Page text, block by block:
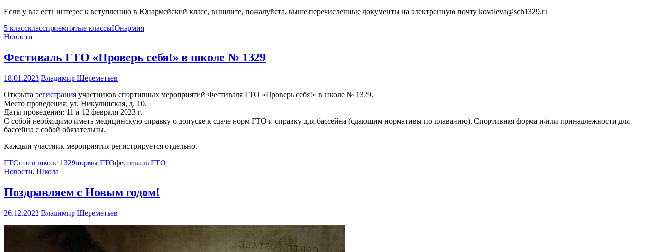
Если у вас есть интерес к вступлению в Юнармейский класс, вышлите, пожалуйста, выше перечисленные документы на электронную почту kovaleva@sch1329.ru
5 классклассприемпятые классыЮнармия
Новости
Фестиваль ГТО «Проверь себя!» в школе № 1329
18.01.2023 Владимир Шереметьев
Открыта регистрация участников спортивных мероприятий Фестиваля ГТО «Проверь себя!» в школе № 1329.
Место проведения: ул. Никулинская, д. 10.
Даты проведения: 11 и 12 февраля 2023 г.
С собой необходимо иметь медицинскую справку о допуске к сдаче норм ГТО и справку для бассейна (сдающим нормативы по плаванию). Спортивная форма и/или принадлежности для
бассейна с собой обязательны.
Каждый участник мероприятия регистрируется отдельно.
ГТОгто в школе 1329нормы ГТОфестиваль ГТО
Новости, Школа
Поздравляем с Новым годом!
26.12.2022 Владимир Шереметьев